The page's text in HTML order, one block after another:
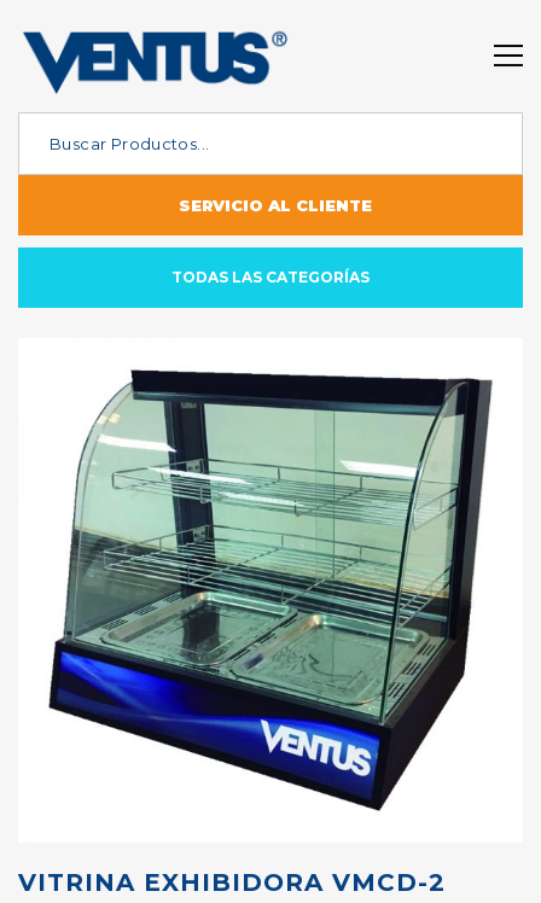
SERVICIO AL CLIENTE
TODAS LAS CATEGORÍAS
VITRINA EXHIBIDORA VMCD-2